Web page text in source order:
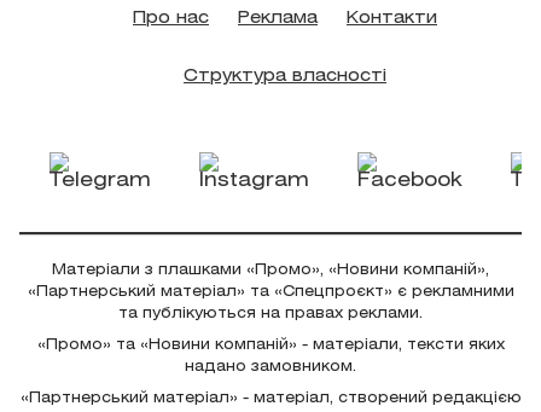
Про нас Реклама Контакти
Структура власності
Матеріали з плашками «Промо», «Новини компаній»,
«Партнерський матеріал» та «Спецпроєкт» є рекламними
та публікуються на правах реклами.
«Промо» та «Новини компаній» - матеріали, тексти яких
надано замовником.
«Партнерський матеріал» - матеріал, створений редакцією